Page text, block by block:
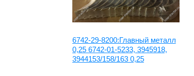
6742-29-8200:Главный металл
0,25 6742-01-5233, 3945918,
3944153/158/163 0,25